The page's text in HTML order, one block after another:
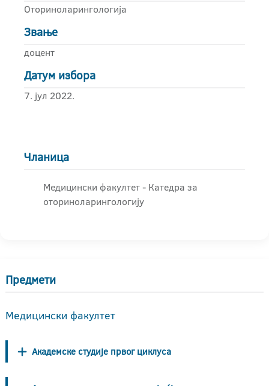
Оториноларингологија
Звање
доцент
Датум избора
7. јул 2022.
Чланица
Медицински факултет - Катедра за
оториноларингологију
Предмети
Медицински факултет
Академске студије првог циклуса